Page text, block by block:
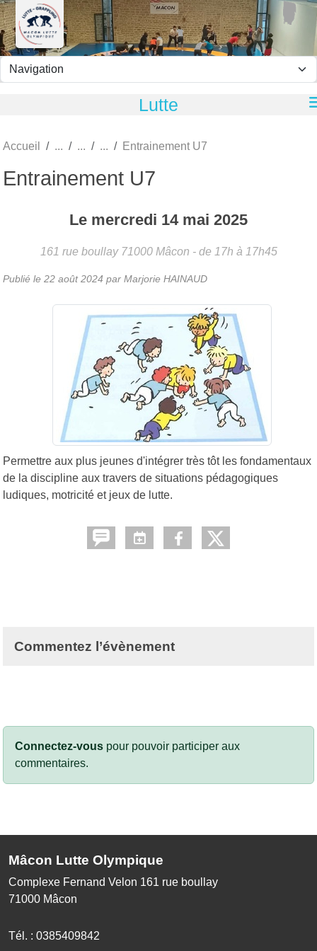
Lutte
Accueil Entrainement U7
Entrainement U7
Le mercredi 14 mai 2025
161 rue boullay 71000 Mâcon - de 17h à 17h45
Publié le 22 août 2024 par Marjorie HAINAUD
Permettre aux plus jeunes d'intégrer très tôt les fondamentaux
de la discipline aux travers de situations pédagogiques
ludiques, motricité et jeux de lutte.
Commentez l’évènement
Connectez-vous pour pouvoir participer aux
commentaires.
Mâcon Lutte Olympique
Complexe Fernand Velon 161 rue boullay
71000 Mâcon
Tél. : 0385409842
Panneau de gestion des cookies